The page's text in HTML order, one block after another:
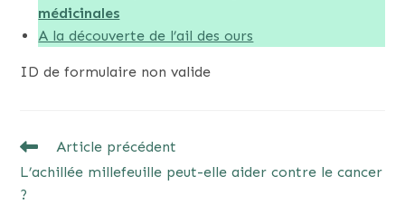
médicinales
A la découverte de l’ail des ours
ID de formulaire non valide
READ
ARTICLES
Article précédent
L’achillée millefeuille peut-elle aider contre le cancer
?